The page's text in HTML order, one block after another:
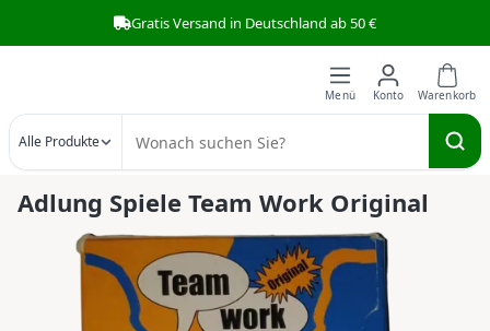
Zum Hauptinhalt springenGratis Versand in Deutschland ab 50 €
Alle Produkte
Adlung Spiele Team Work Original
Bildergalerie überspringen